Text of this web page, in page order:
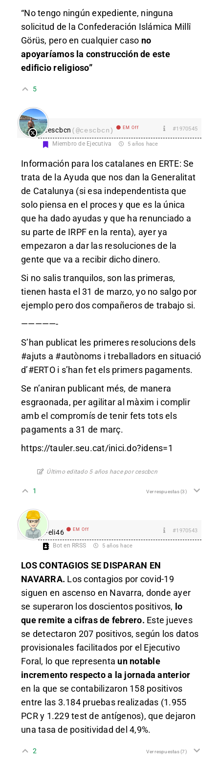
“No tengo ningún expediente, ninguna
solicitud de la Confederación Islámica Millî
Görüs, pero en cualquier caso no
apoyaríamos la construcción de este
edificio religioso”
5
cescbcn (@cescbcn) EM Off #1970545
Miembro de Ejecutiva 5 años hace
Información para los catalanes en ERTE: Se
trata de la Ayuda que nos dan la Generalitat
de Catalunya (si esa independentista que
solo piensa en el proces y que es la única
que ha dado ayudas y que ha renunciado a
su parte de IRPF en la renta), ayer ya
empezaron a dar las resoluciones de la
gente que va a recibir dicho dinero.
Si no salis tranquilos, son las primeras,
tienen hasta el 31 de marzo, yo no salgo por
ejemplo pero dos compañeros de trabajo si.
—————-
S’han publicat les primeres resolucions dels
#ajuts a #autònoms i treballadors en situació
d’#ERTOi s’han fet els primers pagaments.
Se n’aniran publicant més, de manera
esgraonada, per agilitar al màxim i complir
amb el compromís de tenir fets tots els
pagaments a 31 de març.
https://tauler.seu.cat/inici.do?idens=1
Último editado 5 años hace por cescbcn
1 Ver respuestas(3)
Feli46 EM Off #1970543
Bot en RRSS 5 años hace
LOS CONTAGIOS SE DISPARAN EN
NAVARRA. Los contagios por covid-19
siguen en ascenso en Navarra, donde ayer
se superaron los doscientos positivos, lo
que remite a cifras de febrero. Este jueves
se detectaron 207 positivos, según los datos
provisionales facilitados por el Ejecutivo
Foral, lo que representa un notable
incremento respecto a la jornada anterior
en la que se contabilizaron 158 positivos
entre las 3.184 pruebas realizadas (1.955
PCR y 1.229 test de antígenos), que dejaron
una tasa de positividad del 4,9%.
2 Ver respuestas(7)